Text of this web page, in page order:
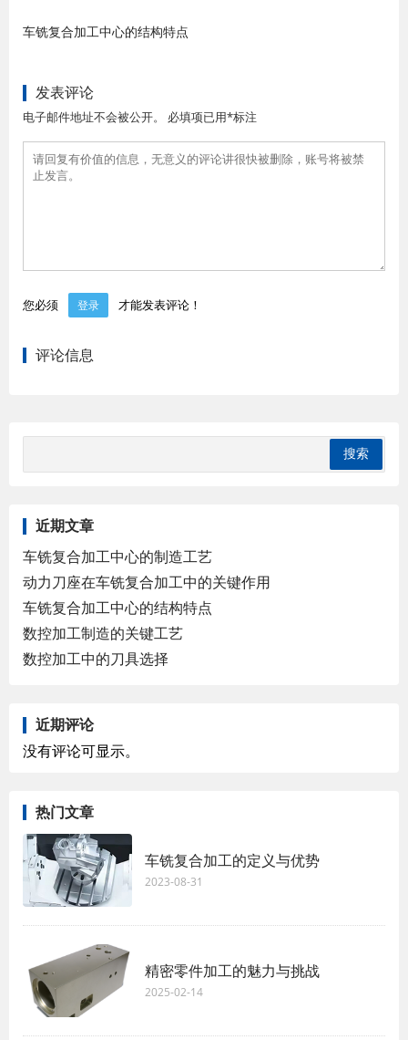
车铣复合加工中心的结构特点
发表评论
电子邮件地址不会被公开。 必填项已用*标注
您必须 登录 才能发表评论！
评论信息
近期文章
车铣复合加工中心的制造工艺
动力刀座在车铣复合加工中的关键作用
车铣复合加工中心的结构特点
数控加工制造的关键工艺
数控加工中的刀具选择
近期评论
没有评论可显示。
热门文章
车铣复合加工的定义与优势
2023-08-31
精密零件加工的魅力与挑战
2025-02-14